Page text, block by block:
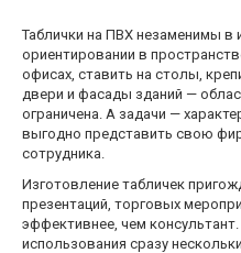
Таблички на ПВХ незаменимы
ориентировании в
офисах, ставить на столы,
двери и фасады зданий —
ограничена. А задачи —
выгодно представить свою
сотрудника.
Изготовление табличек
презентаций, торговых
эффективнее, чем
использования сразу